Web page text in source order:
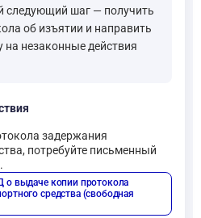
следующий шаг — получить
об изъятии и направить
на незаконные действия
задержания
потребуйте письменный
о выдаче копии протокола
средства (свободная